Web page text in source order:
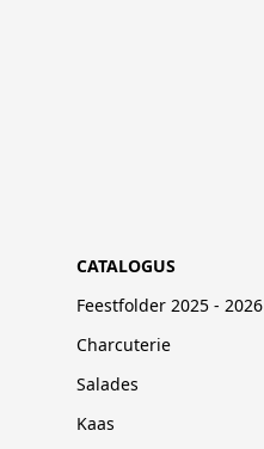
CATALOGUS
Feestfolder 2025 - 2026
Charcuterie
Salades
Kaas